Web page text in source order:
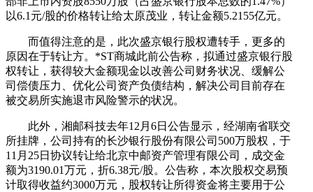
以6.1元/股的价格转让给太原茂业，转让金额5.2155亿元。
而值得注意的是，此次盛京银行股权遭转手，更多的
原因在于转让方。*ST商城此前公告称，拟通过盛京银行股
权转让，获得较大金额现金以改善公司财务状况、缓解公
司偿债压力、优化公司资产负债结构，解决公司目前存在
被交易所实施退市风险警示的状况。
此外，湘邮科技去年12月6日公告显示，经湖南省联交
所挂牌，公司持有的长沙银行股份有限公司500万股权，于
11月25日协议转让给北京中邮资产管理有限公司，成交金
额为3190.01万元，折6.38元/股。公告称，本次股权交易预
计取得收益约3000万元，股权转让所得资金将主要用于公